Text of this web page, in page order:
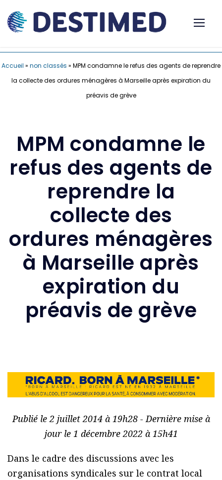
Accueil » non classés » MPM condamne le refus des agents de reprendre
la collecte des ordures ménagères à Marseille après expiration du
préavis de grève
MPM condamne le
refus des agents de
reprendre la
collecte des
ordures ménagères
à Marseille après
expiration du
préavis de grève
Publié le 2 juillet 2014 à 19h28 - Dernière mise à
jour le 1 décembre 2022 à 15h41
Dans le cadre des discussions avec les
organisations syndicales sur le contrat local